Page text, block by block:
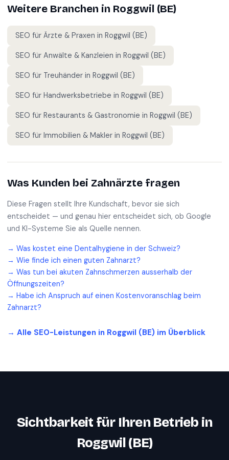
Weitere Branchen in Roggwil (BE)
SEO für Ärzte & Praxen in Roggwil (BE)
SEO für Anwälte & Kanzleien in Roggwil (BE)
SEO für Treuhänder in Roggwil (BE)
SEO für Handwerksbetriebe in Roggwil (BE)
SEO für Restaurants & Gastronomie in Roggwil (BE)
SEO für Immobilien & Makler in Roggwil (BE)
Was Kunden bei Zahnärzte fragen
Diese Fragen stellt Ihre Kundschaft, bevor sie sich
entscheidet — und genau hier entscheidet sich, ob Google
und KI-Systeme Sie als Quelle nennen.
→ Was kostet eine Dentalhygiene in der Schweiz?
→ Wie finde ich einen guten Zahnarzt?
→ Was tun bei akuten Zahnschmerzen ausserhalb der
Öffnungszeiten?
→ Habe ich Anspruch auf einen Kostenvoranschlag beim
Zahnarzt?
→ Alle SEO-Leistungen in Roggwil (BE) im Überblick
Sichtbarkeit für Ihren Betrieb in
Roggwil (BE)